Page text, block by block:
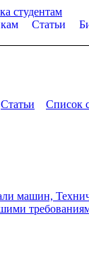
Статьи
Статьи Список
машин,